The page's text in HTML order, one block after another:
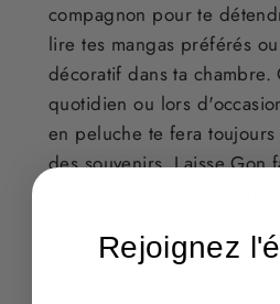
compagnon pour te
lire tes mangas préférés
décoratif dans ta chambre.
quotidien ou lors
en peluche te fera
des souvenirs. Laisse Gon
histoire et vis les
Rejoignez